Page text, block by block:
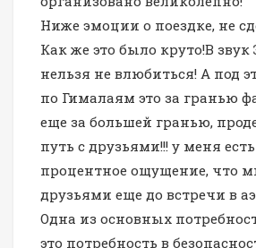
Ниже эмоции о поездке, не
Как же это было круто!В
нельзя не влюбиться! А под
по Гималаям это за гранью
еще за большей гранью,
путь с друзьями!!! у меня есть
процентное ощущение, что
друзьями еще до встречи в
Одна из основных
это потребность в